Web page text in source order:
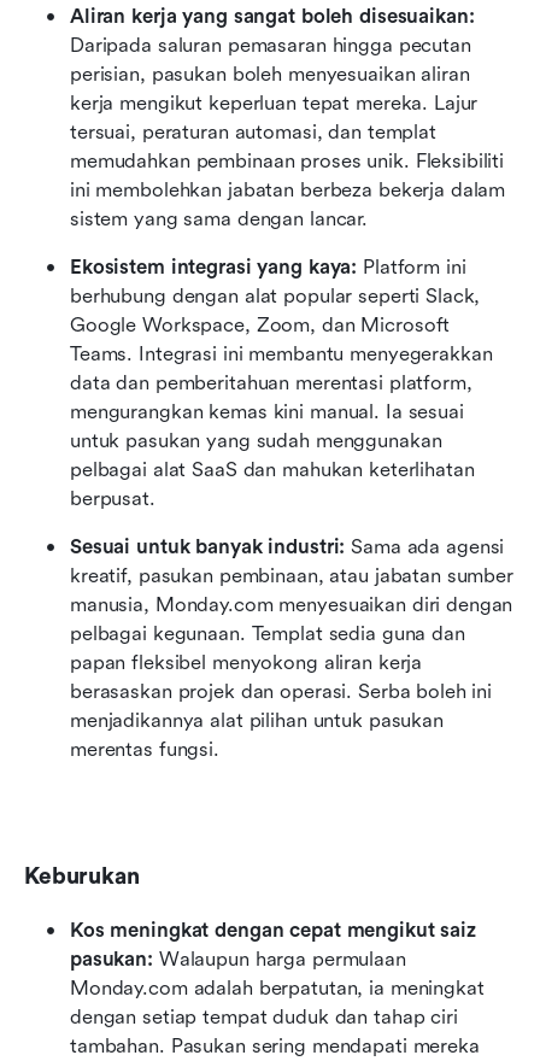
Daripada saluran pemasaran hingga pecutan
perisian, pasukan boleh menyesuaikan aliran
kerja mengikut keperluan tepat mereka. Lajur
tersuai, peraturan automasi, dan templat
memudahkan pembinaan proses unik. Fleksibiliti
ini membolehkan jabatan berbeza bekerja dalam
sistem yang sama dengan lancar.
Ekosistem integrasi yang kaya: Platform ini
berhubung dengan alat popular seperti Slack,
Google Workspace, Zoom, dan Microsoft
Teams. Integrasi ini membantu menyegerakkan
data dan pemberitahuan merentasi platform,
mengurangkan kemas kini manual. Ia sesuai
untuk pasukan yang sudah menggunakan
pelbagai alat SaaS dan mahukan keterlihatan
berpusat.
Sesuai untuk banyak industri: Sama ada agensi
kreatif, pasukan pembinaan, atau jabatan sumber
manusia, Monday.com menyesuaikan diri dengan
pelbagai kegunaan. Templat sedia guna dan
papan fleksibel menyokong aliran kerja
berasaskan projek dan operasi. Serba boleh ini
menjadikannya alat pilihan untuk pasukan
merentas fungsi.
Keburukan
Kos meningkat dengan cepat mengikut saiz
pasukan: Walaupun harga permulaan
Monday.com adalah berpatutan, ia meningkat
dengan setiap tempat duduk dan tahap ciri
tambahan. Pasukan sering mendapati mereka